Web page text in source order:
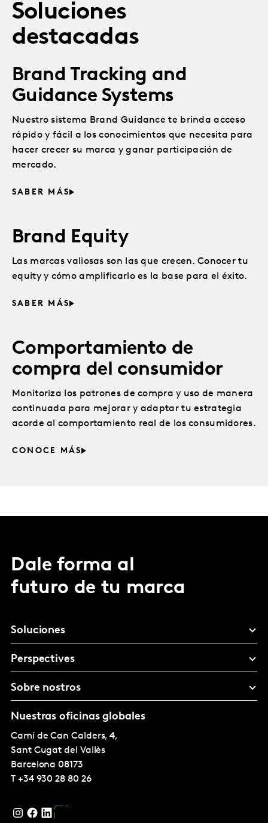
Soluciones
destacadas
Brand Tracking and
Guidance Systems
Nuestro sistema Brand Guidance te brinda acceso
rápido y fácil a los conocimientos que necesita para
hacer crecer su marca y ganar participación de
mercado.
SABER MÁS
Brand Equity
Las marcas valiosas son las que crecen. Conocer tu
equity y cómo amplificarlo es la base para el éxito.
SABER MÁS
Comportamiento de
compra del consumidor
Monitoriza los patrones de compra y uso de manera
continuada para mejorar y adaptar tu estrategia
acorde al comportamiento real de los consumidores.
CONOCE MÁS
Dale forma al
futuro de tu marca
Soluciones
Perspectives
Sobre nostros
Nuestras oficinas globales
Camí de Can Calders, 4,
Sant Cugat del Vallès
Barcelona 08173
T +34 930 28 80 26